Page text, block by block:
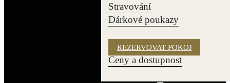
Stravování
Dárkové poukazy
REZERVOVAT POKOJ
Ceny a dostupnost